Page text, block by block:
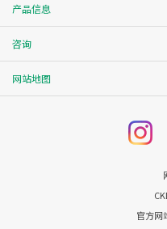
产品信息
咨询
网站地图
官方网